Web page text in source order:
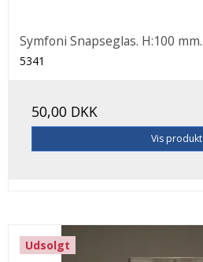
Symfoni Snapseglas. H:100 mm.
5341
50,00 DKK
Vis produkt
Udsolgt